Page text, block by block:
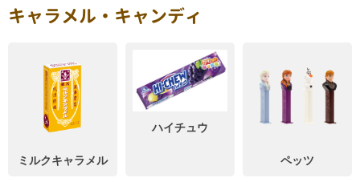
キャラメル・キャンディ
ミルクキャラメル
ハイチュウ
ペッツ